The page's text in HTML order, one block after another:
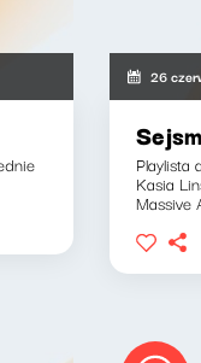
26
Playlista
Kasia
Massive